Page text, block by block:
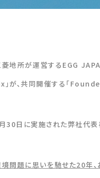
地所が運営するEGG
」が、共同開催する「
30日に実施された弊社代表
問題に思いを馳せた20年